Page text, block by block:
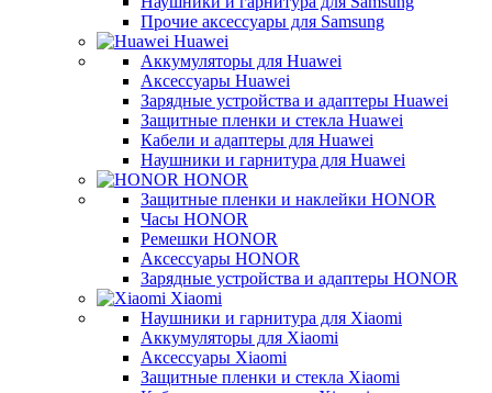
Прочие аксессуары для Samsung
Huawei
Аккумуляторы для Huawei
Аксессуары Huawei
Зарядные устройства и адаптеры Huawei
Защитные пленки и стекла Huawei
Кабели и адаптеры для Huawei
Наушники и гарнитура для Huawei
HONOR
Защитные пленки и наклейки HONOR
Часы HONOR
Ремешки HONOR
Аксессуары HONOR
Зарядные устройства и адаптеры HONOR
Xiaomi
Наушники и гарнитура для Xiaomi
Аккумуляторы для Xiaomi
Аксессуары Xiaomi
Защитные пленки и стекла Xiaomi